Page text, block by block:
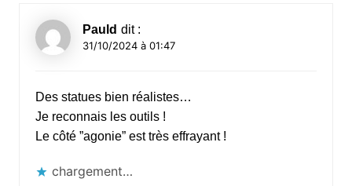
Pauld dit :
31/10/2024 à 01:47
Des statues bien réalistes…
Je reconnais les outils !
Le côté ”agonie” est très effrayant !
chargement…